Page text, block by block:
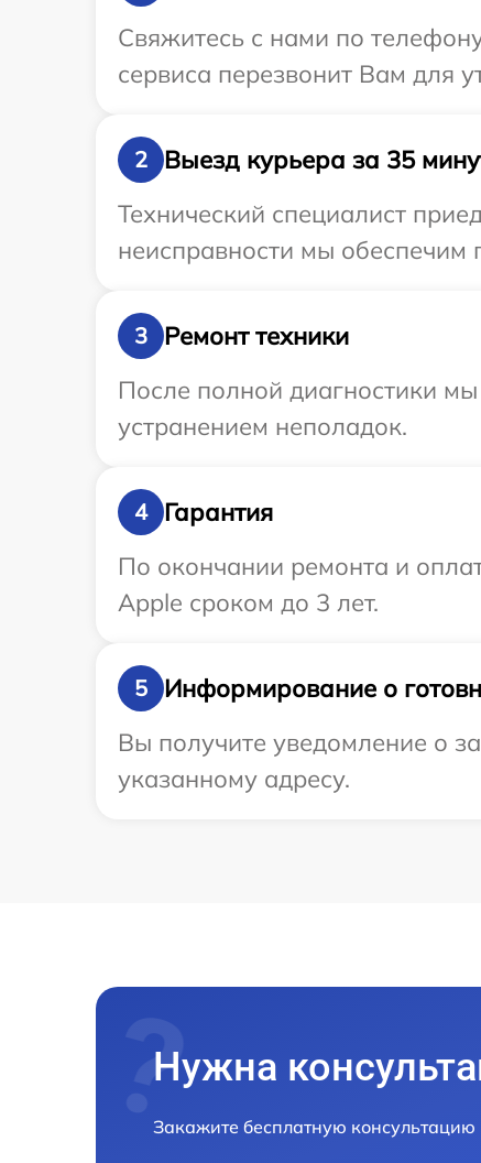
Свяжитесь с нами по
сервиса перезвонит Вам для
2
Выезд курьера за 35
Технический специалист
неисправности мы обеспечим
3
Ремонт техники
После полной диагностики
устранением неполадок.
4
Гарантия
По окончании ремонта и
Apple сроком до 3 лет.
5
Информирование о
Вы получите уведомление о
указанному адресу.
Нужна
Закажите бесплатную консультацию